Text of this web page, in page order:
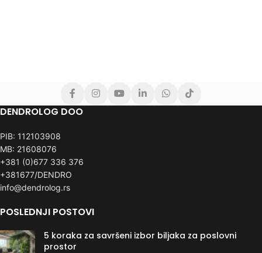
DENDROLOG DOO
PIB: 112103908
MB: 21608076
+381 (0)677 336 376
+381677/DENDRO
info@dendrolog.rs
POSLEDNJI POSTOVI
5 koraka za savršeni izbor biljaka za poslovni
prostor